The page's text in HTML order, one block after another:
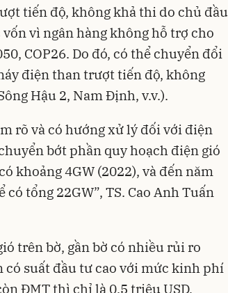
tiến độ, không khả thi do chủ đầu
vì ngân hàng không hỗ trợ cho
COP26. Do đó, có thể chuyển đổi
điện than trượt tiến độ, không
Hậu 2, Nam Định, v.v.).
rõ và có hướng xử lý đối với điện
bớt phần quy hoạch điện gió
khoảng 4GW (2022), và đến năm
tổng 22GW”, TS. Cao Anh Tuấn
trên bờ, gần bờ có nhiều rủi ro
suất đầu tư cao với mức kinh phí
ĐMT thì chỉ là 0.5 triệu USD,